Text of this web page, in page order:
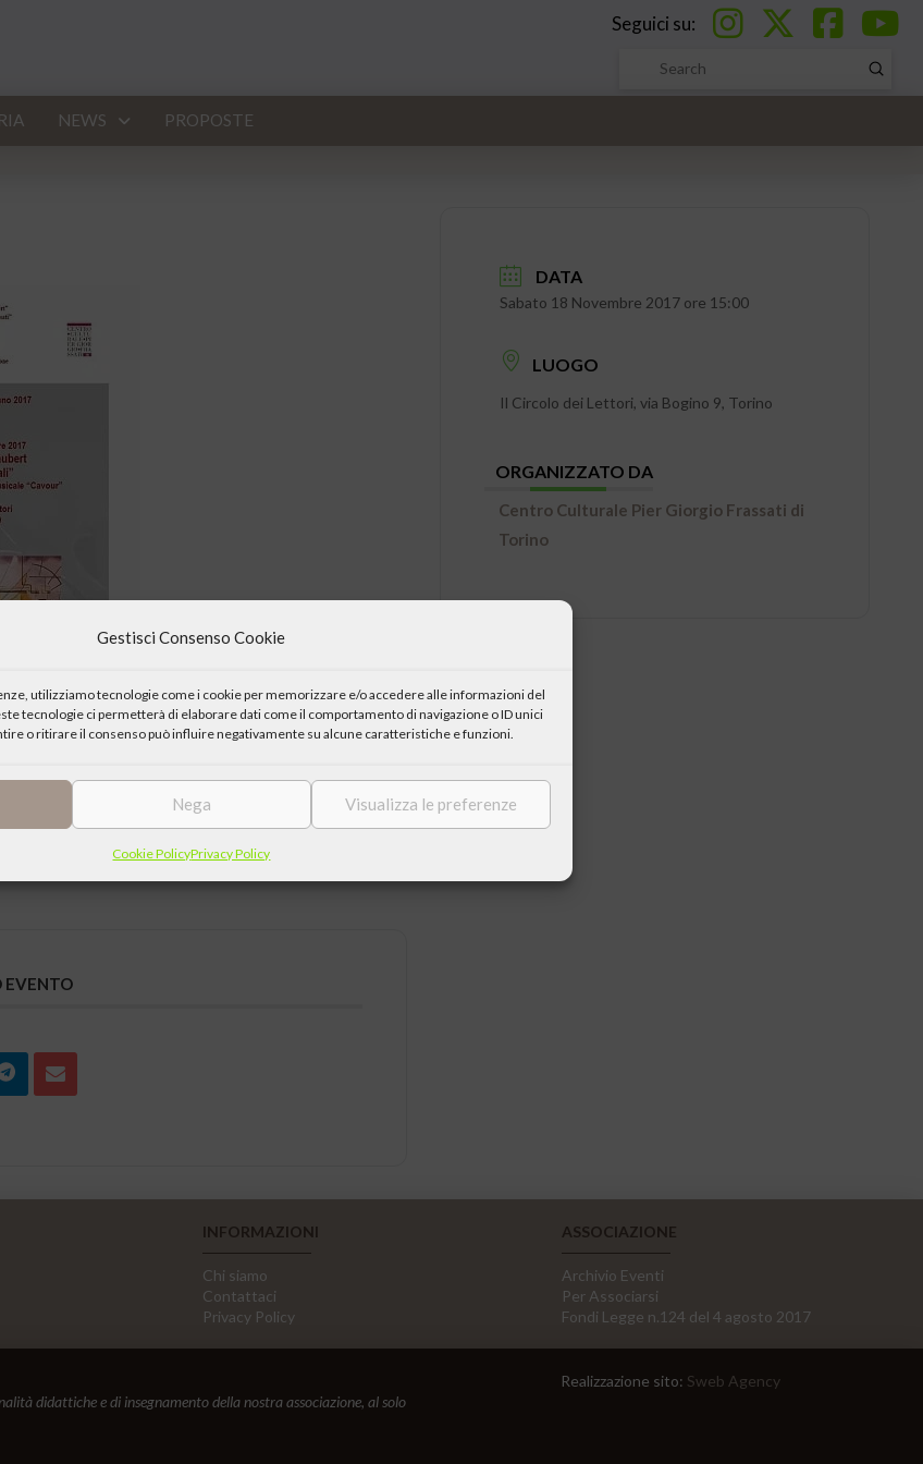
Gestisci Consenso Cookie
utilizziamo tecnologie come i cookie per memorizzare e/o accedere alle informazioni del
tecnologie ci permetterà di elaborare dati come il comportamento di navigazione o ID unici
o ritirare il consenso può influire negativamente su alcune caratteristiche e funzioni.
Nega Visualizza le preferenze
Cookie PolicyPrivacy Policy
Seguici su:
Search
Submit
NEWS PROPOSTE
d’Autunno, interamente dedicata al Pianoforte.
EVENTO
DATA
Sabato 18 Novembre 2017 ore 15:00
LUOGO
Il Circolo dei Lettori, via Bogino 9, Torino
ORGANIZZATO DA
Centro Culturale Pier Giorgio Frassati di
Torino
INFORMAZIONI
Chi siamo
Contattaci
Privacy Policy
ASSOCIAZIONE
Archivio Eventi
Per Associarsi
Fondi Legge n.124 del 4 agosto 2017
didattiche e di insegnamento della nostra associazione, al solo
Realizzazione sito: Sweb Agency